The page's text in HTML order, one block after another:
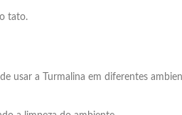
tato.
usar a Turmalina em diferentes